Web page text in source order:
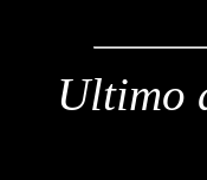
Ultimo